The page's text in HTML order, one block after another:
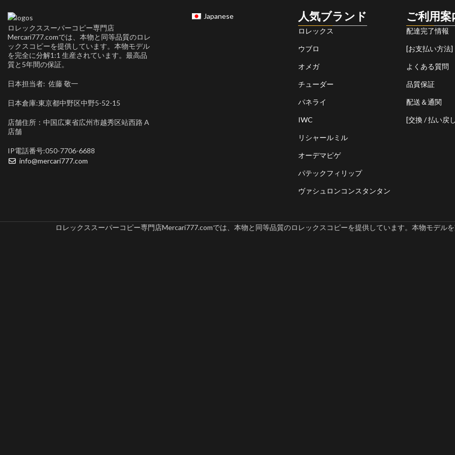
ロレックススーパーコピー専門店
Mercari777.comでは、本物と同等品質のロレ
ックスコピーを提供しています。本物モデル
を完全に分解1:1 生産されています。最高品
質と5年間の保証。
日本担当者: 佐藤 敬一
日本倉庫:東京都中野区中野5-52-15
店舗住所：中国広東省広州市越秀区站西路 A
店舗
IP電話番号:050-7706-6688
info@mercari777.com
Japanese 人気ブランド
ロレックス
ウブロ
オメガ
チューダー
パネライ
IWC
リシャールミル
オーデマピゲ
パテックフィリップ
ヴァシュロンコンスタンタン
ご利用案
配達完了情報
[お支払い方法]
よくある質問
品質保証
配送＆通関
[交換 / 払い戻
ロレックススーパーコピー専門店Mercari777.comでは、本物と同等品質のロレックスコピーを提供しています。本物モデル